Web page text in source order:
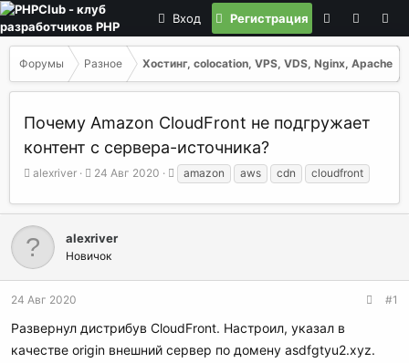
Вход Регистрация
Форумы Разное Хостинг, colocation, VPS, VDS, Nginx, Apache
Почему Amazon CloudFront не подгружает
контент с сервера-источника?
А
т
р
т
е
ы
alexriver
Д
т
н
а
24 Авг 2020
е
г
amazon aws cdn cloudfront
alexriver
Новичок
24 Авг 2020 #1
Развернул дистрибув CloudFront. Настроил, указал в
качестве origin внешний сервер по домену asdfgtyu2.xyz.